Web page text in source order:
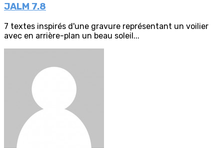
JALM 7.8
7 textes inspirés d'une gravure représentant un voilier
avec en arrière-plan un beau soleil...